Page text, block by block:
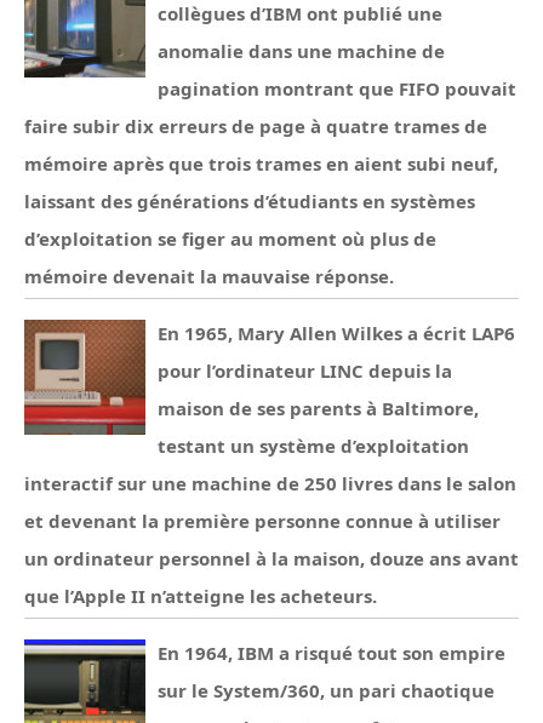
collègues d’IBM ont publié une
anomalie dans une machine de
pagination montrant que FIFO pouvait
faire subir dix erreurs de page à quatre trames de
mémoire après que trois trames en aient subi neuf,
laissant des générations d’étudiants en systèmes
d’exploitation se figer au moment où plus de
mémoire devenait la mauvaise réponse.
En 1965, Mary Allen Wilkes a écrit LAP6
pour l’ordinateur LINC depuis la
maison de ses parents à Baltimore,
testant un système d’exploitation
interactif sur une machine de 250 livres dans le salon
et devenant la première personne connue à utiliser
un ordinateur personnel à la maison, douze ans avant
que l’Apple II n’atteigne les acheteurs.
En 1964, IBM a risqué tout son empire
sur le System/360, un pari chaotique